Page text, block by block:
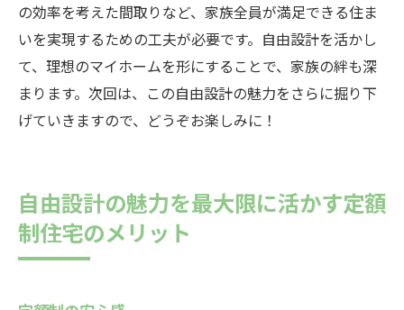
の効率を考えた間取りなど、家族全員が満足できる住ま
いを実現するための工夫が必要です。自由設計を活かし
て、理想のマイホームを形にすることで、家族の絆も深
まります。次回は、この自由設計の魅力をさらに掘り下
げていきますので、どうぞお楽しみに！
自由設計の魅力を最大限に活かす定額
制住宅のメリット